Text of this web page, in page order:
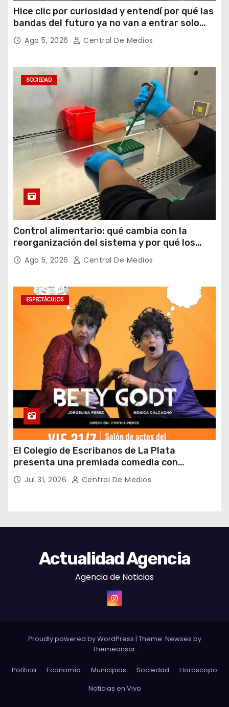
Hice clic por curiosidad y entendí por qué las
bandas del futuro ya no van a entrar solo
por los oídos
Ago 5, 2026 Central De Medios
SOCIEDAD
Control alimentario: qué cambia con la
reorganización del sistema y por qué los
laboratorios serán clave para garantizar la
inocuidad
Ago 5, 2026 Central De Medios
ESPECTÁCULOS
El Colegio de Escribanos de La Plata
presenta una premiada comedia con
entrada gratuita y fin solidario
Jul 31, 2026 Central De Medios
Actualidad Agencia
Agencia de Noticias
Proudly powered by WordPress | Theme: Newses by
Themeansar.
Política Economía Municipios Sociedad
Horóscopo
Noticias en Vivo